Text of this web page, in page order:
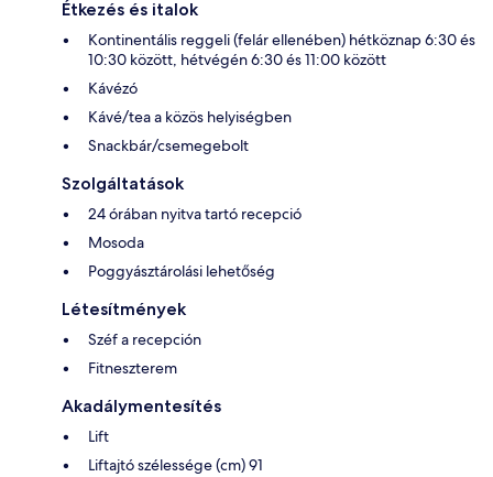
Étkezés és italok
Kontinentális reggeli (felár ellenében) hétköznap 6:30 és
10:30 között, hétvégén 6:30 és 11:00 között
Kávézó
Kávé/tea a közös helyiségben
Snackbár/csemegebolt
Szolgáltatások
24 órában nyitva tartó recepció
Mosoda
Poggyásztárolási lehetőség
Létesítmények
Széf a recepción
Fitneszterem
Akadálymentesítés
Lift
Liftajtó szélessége (cm) 91